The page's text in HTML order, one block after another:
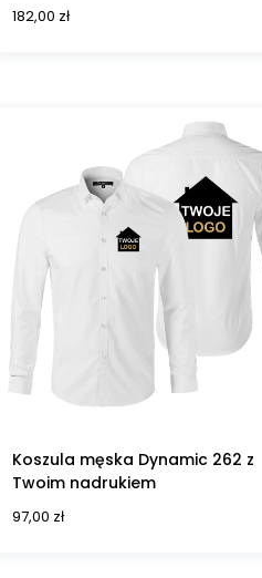
182,00 zł
Koszula męska Dynamic 262 z
Twoim nadrukiem
97,00 zł